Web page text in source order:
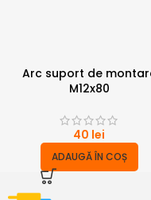
Arc suport de
M12x80
40 lei
ADAUGĂ ÎN COȘ